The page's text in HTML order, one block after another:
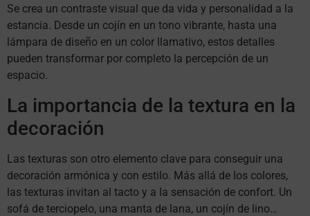
Se crea un contraste visual que da vida y personalidad a la
estancia. Desde un cojín en un tono vibrante, hasta una
lámpara de diseño en un color llamativo, estos detalles
pueden transformar por completo la percepción de un
espacio.
La importancia de la textura en la
decoración
Las texturas son otro elemento clave para conseguir una
decoración armónica y con estilo. Más allá de los colores,
las texturas invitan al tacto y a la sensación de confort. Un
sofá de terciopelo, una manta de lana, un cojín de lino…